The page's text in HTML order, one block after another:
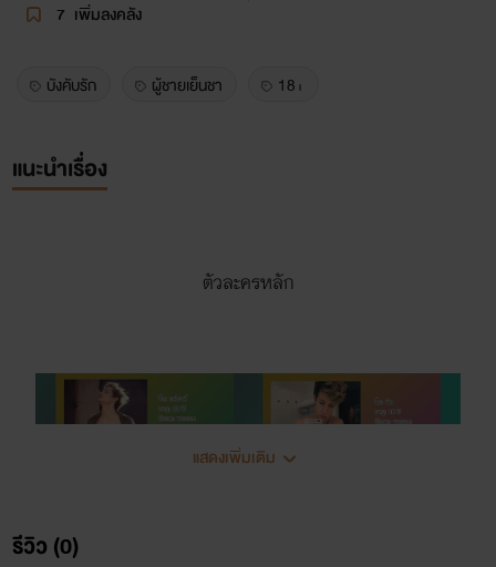
7 เพิ่มลงคลัง
บังคับรัก ผู้ชายเย็นชา 18+
แนะนำเรื่อง
ตัวละครหลัก
แสดงเพิ่มเติม
รีวิว (0)